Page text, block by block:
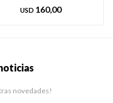
USD 160,00
novedades!